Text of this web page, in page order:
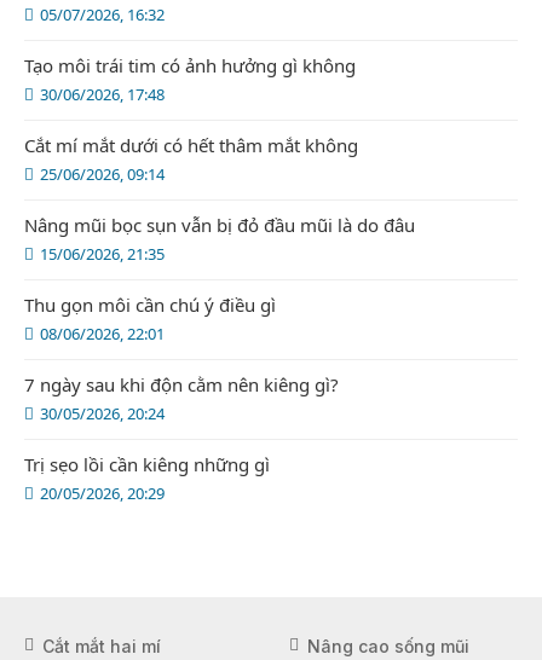
05/07/2026, 16:32
30/06/2026, 17:48
Tạo môi trái tim có ảnh hưởng gì không
25/06/2026, 09:14
Cắt mí mắt dưới có hết thâm mắt không
15/06/2026, 21:35
Nâng mũi bọc sụn vẫn bị đỏ đầu mũi là do đâu
08/06/2026, 22:01
Thu gọn môi cần chú ý điều gì
30/05/2026, 20:24
7 ngày sau khi độn cằm nên kiêng gì?
20/05/2026, 20:29
Trị sẹo lồi cần kiêng những gì
Cắt mắt hai mí Nâng cao sống mũi